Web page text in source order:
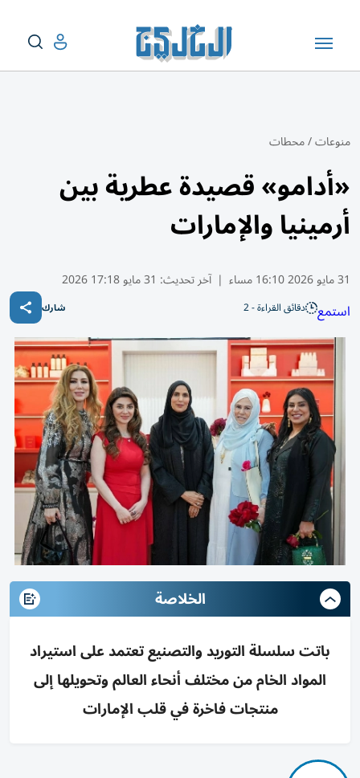
منوعات/محطات
«أدامو» قصيدة عطرية بين
أرمينيا والإمارات
31 مايو 2026 16:10 مساء | آخر تحديث: 31 مايو 17:18 2026
استمع دقائق القراءة - 2 شارك
الخلاصة
باتت سلسلة التوريد والتصنيع تعتمد على استيراد
المواد الخام من مختلف أنحاء العالم وتحويلها إلى
منتجات فاخرة في قلب الإمارات